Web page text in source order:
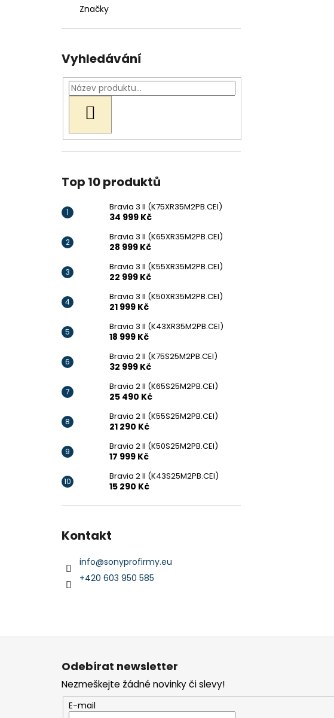
Značky
Vyhledávání
Top 10 produktů
Bravia 3 II (K75XR35M2PB.CEI)
34 999 Kč
Bravia 3 II (K65XR35M2PB.CEI)
28 999 Kč
Bravia 3 II (K55XR35M2PB.CEI)
22 999 Kč
Bravia 3 II (K50XR35M2PB.CEI)
21 999 Kč
Bravia 3 II (K43XR35M2PB.CEI)
18 999 Kč
Bravia 2 II (K75S25M2PB.CEI)
32 999 Kč
Bravia 2 II (K65S25M2PB.CEI)
25 490 Kč
Bravia 2 II (K55S25M2PB.CEI)
21 290 Kč
Bravia 2 II (K50S25M2PB.CEI)
17 999 Kč
Bravia 2 II (K43S25M2PB.CEI)
15 290 Kč
Kontakt
info@sonyprofirmy.eu
+420 603 950 585
Odebírat newsletter
Nezmeškejte žádné novinky či slevy!
E-mail